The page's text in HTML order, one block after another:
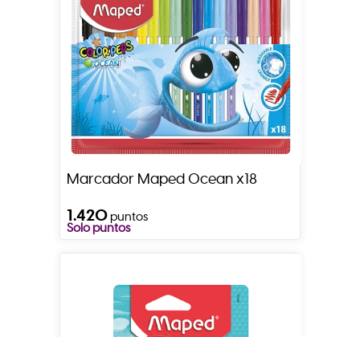
Marcador Maped Ocean x18
1.420puntos
Solo puntos